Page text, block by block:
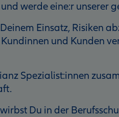
werde eine:r unserer
Einsatz, Risiken
und Kunden
Spezialist:innen
Du in der